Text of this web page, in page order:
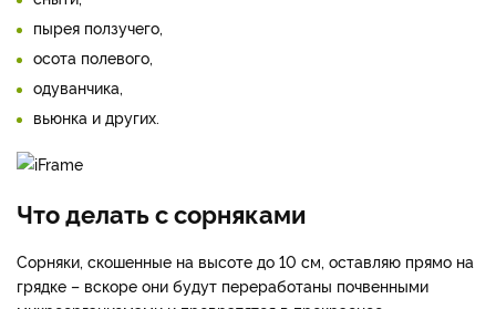
пырея ползучего,
осота полевого,
одуванчика,
вьюнка и других.
Что делать с сорняками
Сорняки, скошенные на высоте до 10 см, оставляю прямо на
грядке – вскоре они будут переработаны почвенными